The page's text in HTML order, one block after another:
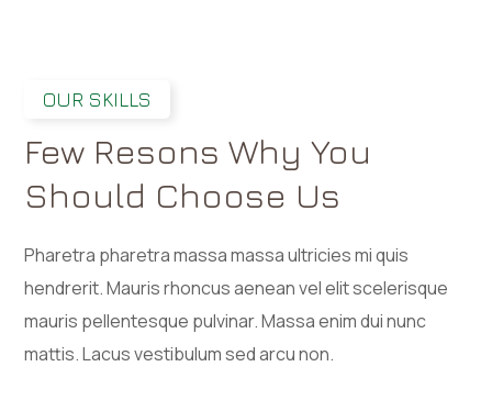
OUR SKILLS
Few Resons Why You
Should Choose Us
Pharetra pharetra massa massa ultricies mi quis
hendrerit. Mauris rhoncus aenean vel elit scelerisque
mauris pellentesque pulvinar. Massa enim dui nunc
mattis. Lacus vestibulum sed arcu non.